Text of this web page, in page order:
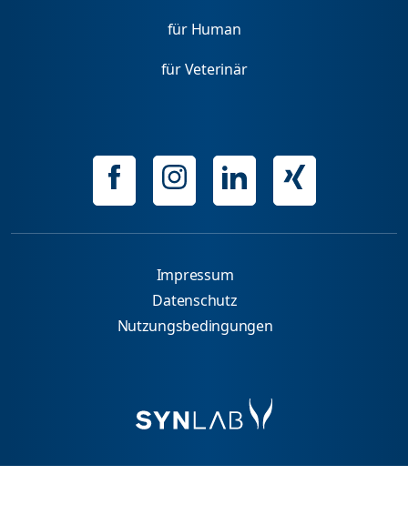
für Human
für Veterinär
Impressum
Datenschutz
Nutzungsbedingungen